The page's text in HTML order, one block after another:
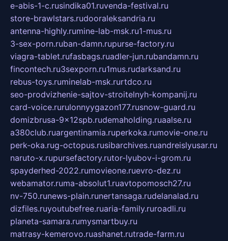
e-abis-1-c.rusindika01.ruvenda-festival.ru
store-brawlstars.rudooraleksandria.ru
antenna-highly.rumine-lab-msk.ru1-mus.ru
3-sex-porn.ruban-damn.rupurse-factory.ru
viagra-tablet.rufasbags.ruadler-jun.rubandamn.ru
fincontech.ru3sexporn.ru1mus.rudarksand.ru
rebus-toys.ruminelab-msk.rurtdco.ru
seo-prodvizhenie-sajtov-stroitelnyh-kompanij.ru
card-voice.rurulonnyygazon177.rusnow-guard.ru
domizbrusa-9x12spb.rudemaholding.ruaalse.ru
a380club.ruargentinamia.ruperkoka.rumovie-one.ru
perk-oka.rug-octopus.rusibarchives.ruandreislyusar.ru
naruto-x.rupursefactory.rutor-lyubov-i-grom.ru
spayderhed-2022.rumovieone.ruevro-dez.ru
webamator.ruma-absolut1.ruavtopomosch27.ru
nv-750.runews-plain.runertansaga.rudelanalad.ru
dizfiles.ruyoutubefree.ruaria-family.ruroadli.ru
planeta-samara.rumysmartbuy.ru
matrasy-kemerovo.ruashanet.rutrade-farm.ru